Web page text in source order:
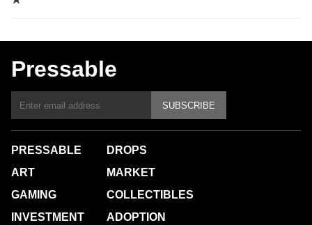
Pressable
SUBSCRIBE
PRESSABLE
ART
GAMING
INVESTMENT
DROPS
MARKET
COLLECTIBLES
ADOPTION